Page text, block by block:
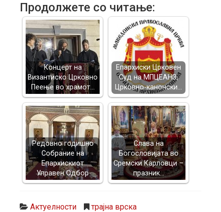
Продолжете со читање:
Концерт на
Византиско Црковно
Пеење во храмот…
Епархиски Црковен
Суд на МПЦЕАНЗ,
Црковно-канонски…
Редовно годишно
Собрание на
Епархискиот
Управен Одбор
Слава на
Богословијата во
Сремски Карловци –
празник…
Актуелности трајна врска